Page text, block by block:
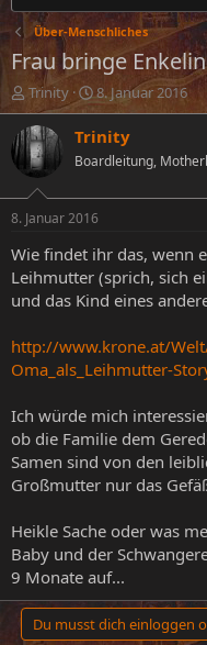
Über-Menschliches
Frau bringe
E
r
s
t
e
l
e
r
Trinity
E
r
s
e
l
t
a
m
8. Januar 2016
Trinity
Boardleitung,
8. Januar 2016
Wie findet ihr das, wenn
Leihmutter (sprich, sich
und das Kind eines
http://www.krone.at/
Oma_als_Leihmutter-
Ich würde mich
ob die Familie dem
Samen sind von den
Großmutter nur das
Heikle Sache oder was
Baby und der
9 Monate auf...
Du musst dich einloggen